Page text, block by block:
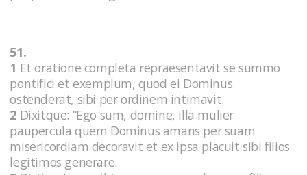
51.
1 Et oratione completa repraesentavit se summo
pontifici et exemplum, quod ei Dominus
ostenderat, sibi per ordinem intimavit.
2 Dixitque: “Ego sum, domine, illa mulier
paupercula quem Dominus amans per suam
misericordiam decoravit et ex ipsa placuit sibi filios
legitimos generare.